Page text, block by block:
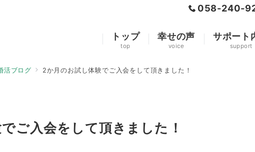
058-240-
トップ
top
幸せの声
voice
サポート
support
活ブログ 2か月のお試し体験でご入会をして頂きました！
ご入会をして頂きました！